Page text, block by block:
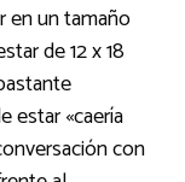
en un tamaño
de 12 x 18
estar «caería
con